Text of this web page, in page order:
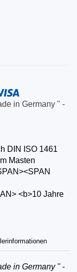
in Germany " -
DIN ISO 1461
Masten
<b>10 Jahre
in Germany "-